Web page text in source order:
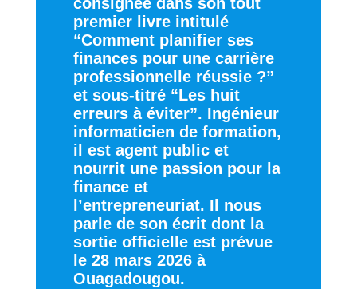
premier livre intitulé
“Comment planifier ses
finances pour une carrière
professionnelle réussie ?”
et sous-titré “Les huit
erreurs à éviter”. Ingénieur
informaticien de formation,
il est agent public et
nourrit une passion pour la
finance et
l’entrepreneuriat. Il nous
parle de son écrit dont la
sortie officielle est prévue
le 28 mars 2026 à
Ouagadougou.